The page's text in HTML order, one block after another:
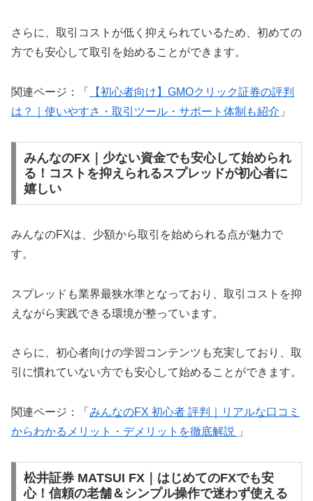
さらに、取引コストが低く抑えられているため、初めての
方でも安心して取引を始めることができます。
関連ページ：「
【初心者向け】GMOクリック証券の評判
は？｜使いやすさ・取引ツール・サポート体制も紹介 」
みんなのFX｜少ない資金でも安心して始められ
る！コストを抑えられるスプレッドが初心者に
嬉しい
みんなのFXは、少額から取引を始められる点が魅力で
す。
スプレッドも業界最狭水準となっており、取引コストを抑
えながら実践できる環境が整っています。
さらに、初心者向けの学習コンテンツも充実しており、取
引に慣れていない方でも安心して始めることができます。
関連ページ：「 みんなのFX 初心者 評判｜リアルな口コミ
からわかるメリット・デメリットを徹底解説
」
松井証券 MATSUI FX｜はじめてのFXでも安
心！信頼の老舗＆シンプル操作で迷わず使える